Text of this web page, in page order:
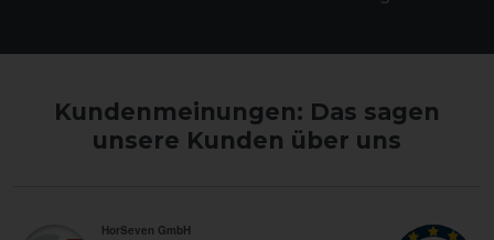
Kundenmeinungen: Das sagen
unsere Kunden über uns